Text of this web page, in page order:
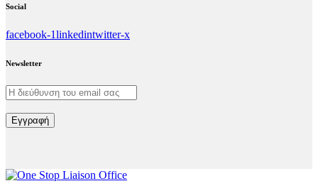
Social
facebook-1linkedintwitter-x
Newsletter
Εγγραφή